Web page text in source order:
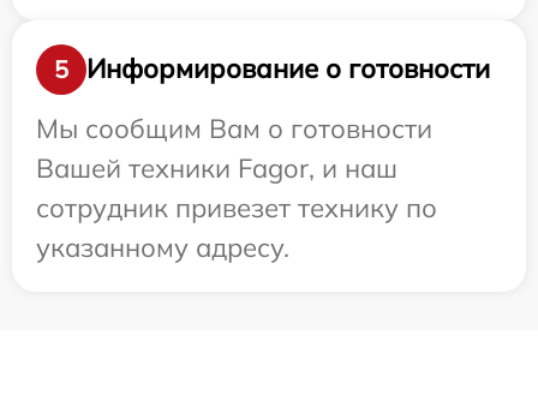
5
Информирование о готовности
Мы сообщим Вам о готовности
Вашей техники Fagor, и наш
сотрудник привезет технику по
указанному адресу.